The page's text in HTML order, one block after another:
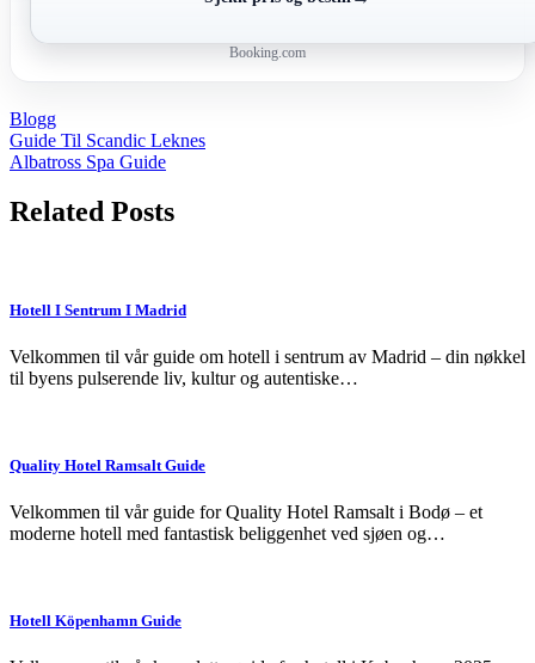
Booking.com
Blogg
Post
navigation
Guide Til Scandic Leknes
Albatross Spa Guide
Related Posts
Hotell I Sentrum I Madrid
Velkommen til vår guide om hotell i sentrum av Madrid – din nøkkel
til byens pulserende liv, kultur og autentiske…
Quality Hotel Ramsalt Guide
Velkommen til vår guide for Quality Hotel Ramsalt i Bodø – et
moderne hotell med fantastisk beliggenhet ved sjøen og…
Hotell Köpenhamn Guide